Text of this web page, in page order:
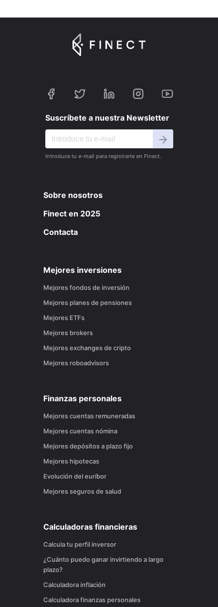
Suscríbete a nuestra Newsletter
Introduce tu e-mail para registrarte en Finect.
Sobre nosotros
Finect en 2025
Contacta
Mejores inversiones
Mejores fondos de inversión
Mejores planes de pensiones
Mejores ETFs
Mejores brokers
Mejores exchanges de cripto
Mejores roboadvisors
Finanzas personales
Mejores cuentas remuneradas
Mejores cuentas nómina
Mejores depósitos a plazo fijo
Mejores hipotecas
Evolución del euríbor
Mejores seguros de salud
Calculadoras financieras
Calcula tu perfil inversor
¿Cuánto puedo ganar invirtiendo a largo
plazo?
Calculadora inflación
Calculadora finanzas personales